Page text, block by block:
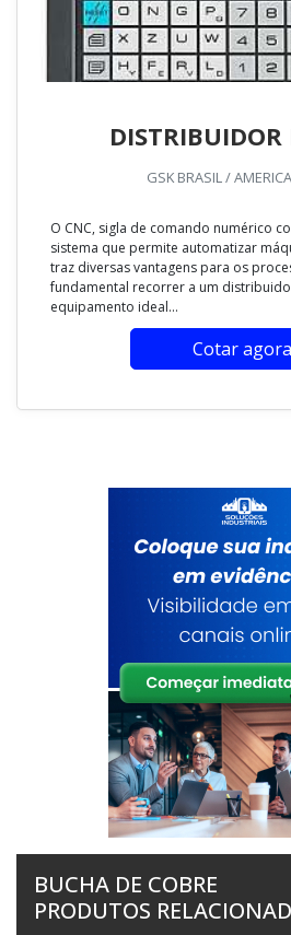
DISTRIBUIDOR
GSK BRASIL /
O CNC, sigla de comando numérico
sistema que permite automatizar
traz diversas vantagens para os
fundamental recorrer a um
equipamento ideal...
Cotar agora
BUCHA DE COBRE
PRODUTOS